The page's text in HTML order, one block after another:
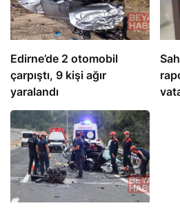
Edirne’de 2 otomobil
çarpıştı, 9 kişi ağır
yaralandı